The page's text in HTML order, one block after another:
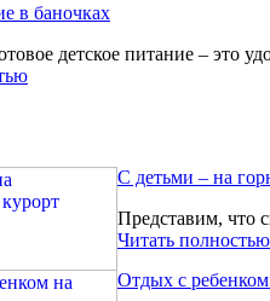
в баночках
детское питание – это
С детьми – на
Представим, что
Читать полностью
Отдых с